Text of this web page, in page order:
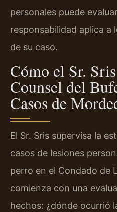
personales puede
responsabilidad aplica a
de su caso.
Cómo el Sr.
Counsel del
Casos de
El Sr. Sris supervisa la
casos de lesiones
perro en el Condado de
comienza con una
hechos: ¿dónde ocurrió